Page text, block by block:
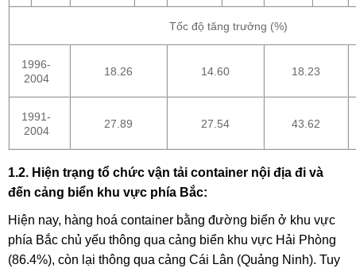
Tốc độ tăng trưởng (%)
1996-
2004
18.26 14.60 18.23
1991-
2004
27.89 27.54 43.62
1.2. Hiện trạng tổ chức vận tải container nội địa đi và
đến cảng biển khu vực phía Bắc:
Hiện nay, hàng hoá container bằng đường biển ở khu vực
phía Bắc chủ yếu thông qua cảng biển khu vực Hải Phòng
(86.4%), còn lại thông qua cảng Cái Lân (Quảng Ninh). Tuy